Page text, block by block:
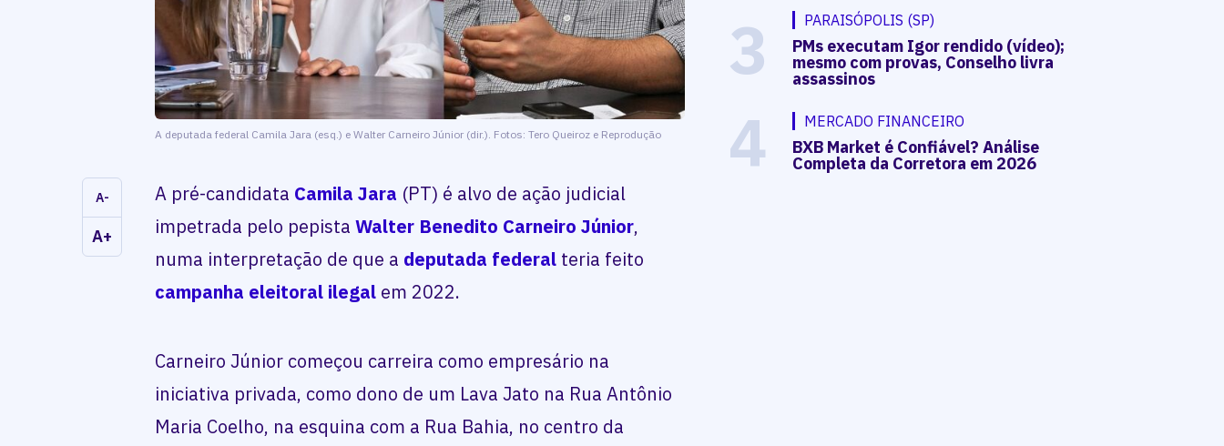
A deputada federal Camila Jara (esq.) e Walter Carneiro Júnior (dir.). Fotos: Tero Queiroz e Reprodução
A-
A+
A pré-candidata Camila Jara (PT) é alvo de ação judicial
impetrada pelo pepistaWalter Benedito Carneiro Júnior,
numa interpretação de que a deputada federal teria feito
campanha eleitoral ilegal em 2022.
Carneiro Júnior começou carreira como empresário na
iniciativa privada, como dono de um Lava Jato na Rua Antônio
Maria Coelho, na esquina com a Rua Bahia, no centro da
3 PARAISÓPOLIS (SP)
PMs executam Igor rendido (vídeo);
mesmo com provas, Conselho livra
assassinos
4 MERCADO FINANCEIRO
BXB Market é Confiável? Análise
Completa da Corretora em 2026